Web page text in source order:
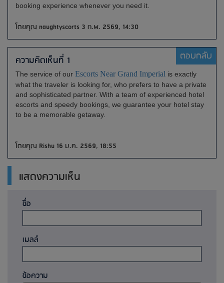
booking experience whenever you need it.
โดยคุณ naughtyscorts 3 ก.พ. 2569, 14:30
ความคิดเห็นที่ 1 ตอบกลับ
The service of our Escorts Near Grand Imperial is exactly
what the traveler is looking for, who prefers to have a private
and sophisticated partner. With a team of experienced hotel
escorts and speedy bookings, we guarantee your hotel stay
to be a memorable getaway.
โดยคุณ Rishu 16 ม.ค. 2569, 18:55
แสดงความเห็น
ชื่อ
เมลล์
ข้อความ